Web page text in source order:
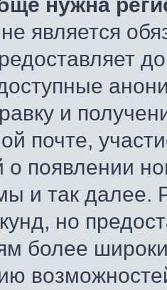
является
и
почте,
о появлении
и так далее.
но
более